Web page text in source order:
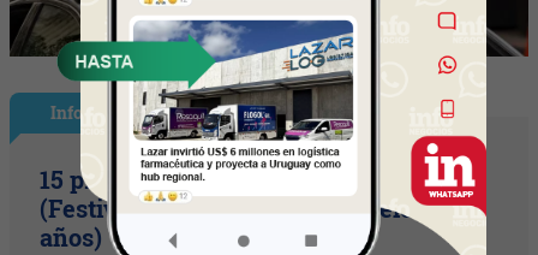
InfoShow
15 primaveras tienes que cumplir
(Festival Música de la Tierra celebra 15
años)